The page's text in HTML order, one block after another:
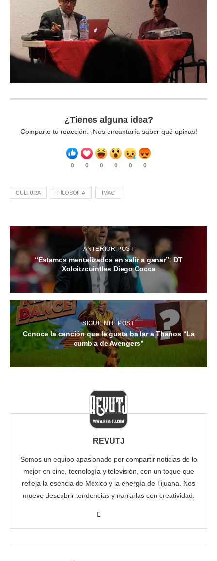
¿Tienes alguna idea?
Comparte tu reacción. ¡Nos encantaría saber qué opinas!
0 0 0 0 0 0
CULTURA FILOSOFIA IMAC
ANTERIOR POST
“Estamos mentalizados en salir a ganar”: DT
Xoloitzcuintles Diego Cocca
SIGUIENTE POST
Conoce la canción que le gusta bailar a Thanos “La
cumbia de Avengers”
REVUTJ
Somos un equipo apasionado por compartir noticias de lo
mejor en cine, tecnología y televisión, con un toque que
refleja la esencia de México y la energía de Tijuana. Nos
mueve descubrir tendencias y narrarlas con creatividad.